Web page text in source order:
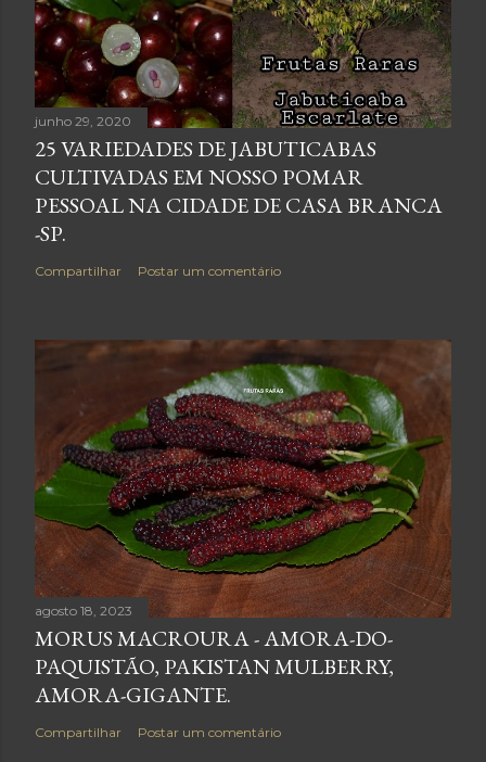
junho 29, 2020
25 VARIEDADES DE JABUTICABAS
CULTIVADAS EM NOSSO POMAR
PESSOAL NA CIDADE DE CASA BRANCA
-SP.
Compartilhar Postar um comentário
agosto 18, 2023
MORUS MACROURA - AMORA-DO-
PAQUISTÃO, PAKISTAN MULBERRY,
AMORA-GIGANTE.
Compartilhar Postar um comentário